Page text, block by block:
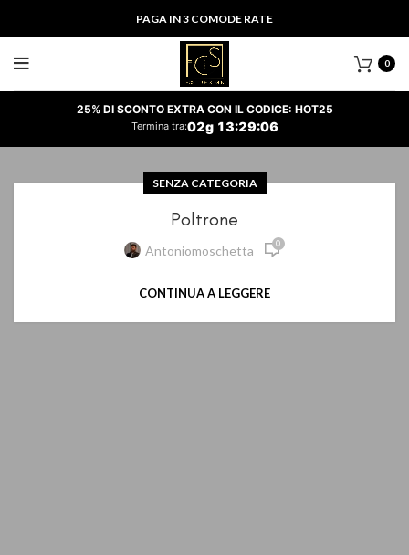
PAGA IN 3 COMODE RATE
0
25% DI SCONTO EXTRA CON IL CODICE: HOT25
Termina tra:02g 13:29:06
SENZA CATEGORIA
Poltrone
Antoniomoschetta 0
CONTINUA A LEGGERE